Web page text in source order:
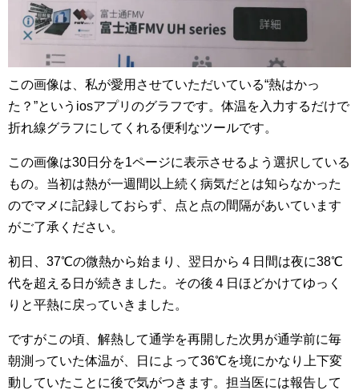
この画像は、私が愛用させていただいている“熱はかっ
た？”というiosアプリのグラフです。体温を入力するだけで
折れ線グラフにしてくれる便利なツールです。
この画像は30日分を1ページに表示させるよう選択している
もの。当初は熱が一週間以上続く病気だとは知らなかった
のでマメに記録しておらず、点と点の間隔があいています
がご了承ください。
初日、37℃の微熱から始まり、翌日から４日間は夜に38℃
代を超える日が続きました。その後４日ほどかけてゆっく
りと平熱に戻っていきました。
ですがこの頃、解熱して通学を再開した次男が通学前に毎
朝測っていた体温が、日によって36℃を境にかなり上下変
動していたことに後で気がつきます。担当医には報告して